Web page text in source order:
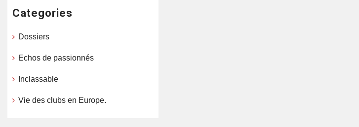
Categories
Dossiers
Echos de passionnés
Inclassable
Vie des clubs en Europe.